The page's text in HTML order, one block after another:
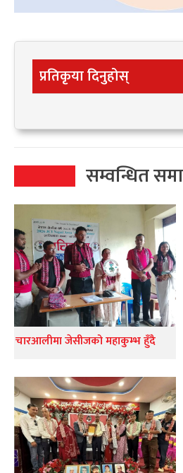
प्रतिकृया दिनुहोस्
सम्वन्धित
चारआलीमा जेसीजको महाकुम्भ हुँदै